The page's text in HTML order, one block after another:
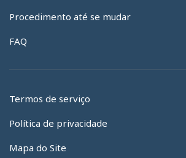
Procedimento até se mudar
FAQ
Termos de serviço
Política de privacidade
Mapa do Site